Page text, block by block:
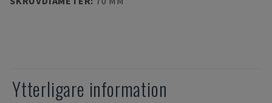
Ytterligare information